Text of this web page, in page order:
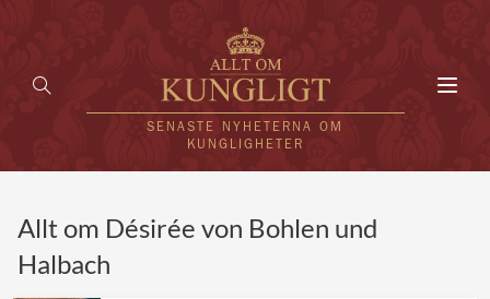
SENASTE NYHETERNA OM
KUNGLIGHETER
Allt om Désirée von Bohlen und
Halbach